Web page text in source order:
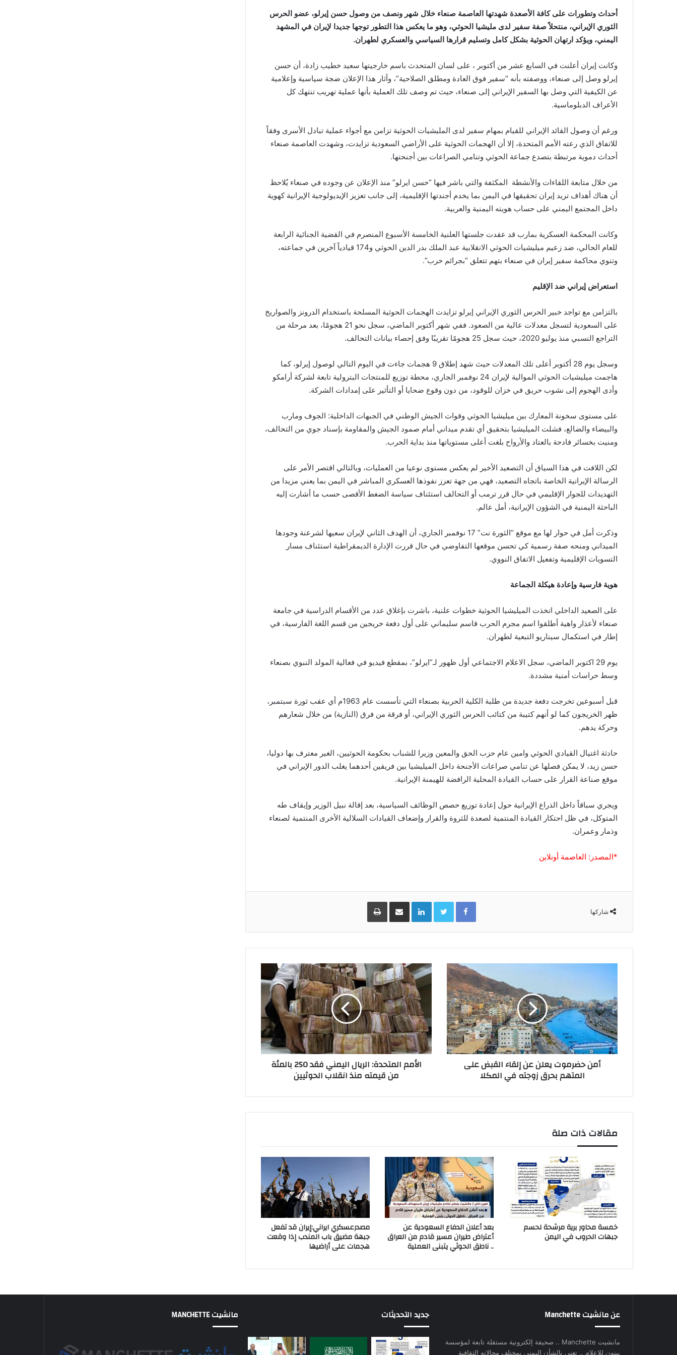
أحداث وتطورات على كافة الأصعدة شهدتها العاصمة صنعاء خلال شهر ونصف من وصول حسن إيرلو، عضو الحرس
الثوري الإيراني، منتحلاً صفة سفير لدى مليشيا الحوثي، وهو ما يعكس هذا التطور توجها جديدا لإيران في المشهد
اليمني، ويؤكد ارتهان الحوثية بشكل كامل وتسليم قرارها السياسي والعسكري لطهران.
وكانت إيران أعلنت في السابع عشر من أكتوبر ، على لسان المتحدث باسم خارجيتها سعيد خطيب زادة، أن حسن
إيرلو وصل إلى صنعاء، ووصفته بأنه “سفير فوق العادة ومطلق الصلاحية”، وأثار هذا الإعلان ضجة سياسية وإعلامية
عن الكيفية التي وصل بها السفير الإيراني إلى صنعاء، حيث تم وصف تلك العملية بأنها عملية تهريب تنتهك كل
الأعراف الدبلوماسية.
ورغم أن وصول القائد الإيراني للقيام بمهام سفير لدى المليشيات الحوثية تزامن مع أجواء عملية تبادل الأسرى وفقاً
للاتفاق الذي رعته الأمم المتحدة، إلا أن الهجمات الحوثية على الأراضي السعودية تزايدت، وشهدت العاصمة صنعاء
أحداث دموية مرتبطة بتصدع جماعة الحوثي وتنامي الصراعات بين أجنحتها.
من خلال متابعة اللقاءات والأنشطة المكثفة والتي باشر فيها “حسن ايرلو” منذ الإعلان عن وجوده في صنعاء يُلاحظ
أن هناك أهداف تريد إيران تحقيقها في اليمن بما يخدم أجندتها الإقليمية، إلى جانب تعزيز الإيديولوجية الإيرانية كهوية
داخل المجتمع اليمني على حساب هويته اليمنية والعربية.
وكانت المحكمة العسكرية بمارب قد عقدت جلستها العلنية الخامسة الأسبوع المنصرم في القضية الجنائية الرابعة
للعام الحالي، ضد زعيم ميليشيات الحوثي الانقلابية عبد الملك بدر الدين الحوثي و174 قيادياً آخرين في جماعته،
وتنوي محاكمة سفير إيران في صنعاء بتهم تتعلق “بجرائم حرب”.
استعراض إيراني ضد الإقليم
بالتزامن مع تواجد خبير الحرس الثوري الإيراني إيرلو تزايدت الهجمات الحوثية المسلحة باستخدام الدرونز والصواريخ
على السعودية لتسجل معدلات عالية من الصعود. ففي شهر أكتوبر الماضي، سجل نحو 21 هجومًا، بعد مرحلة من
التراجع النسبي منذ يوليو 2020، حيث سجل 25 هجومًا تقريبًا وفق إحصاء بيانات التحالف.
وسجل يوم 28 أكتوبر أعلى تلك المعدلات حيث شهد إطلاق 9 هجمات جاءت في اليوم التالي لوصول إيرلو، كما
هاجمت ميليشيات الحوثي الموالية لإيران 24 نوفمبر الجاري، محطة توزيع للمنتجات البترولية تابعة لشركة أرامكو
وأدى الهجوم إلى نشوب حريق في خزان للوقود، من دون وقوع ضحايا أو التأثير على إمدادات الشركة.
على مستوى سخونة المعارك بين ميليشيا الحوثي وقوات الجيش الوطني في الجبهات الداخلية: الجوف ومارب
والبيضاء والضالع، فشلت الميليشيا بتحقيق أي تقدم ميداني أمام صمود الجيش والمقاومة بإسناد جوي من التحالف،
ومنيت بخسائر فادحة بالعتاد والأرواح بلغت أعلى مستوياتها منذ بداية الحرب.
لكن اللافت في هذا السياق أن التصعيد الأخير لم يعكس مستوى نوعيا من العمليات، وبالتالي اقتصر الأمر على
الرسالة الإيرانية الخاصة باتجاه التصعيد، فهي من جهة تعزز نفوذها العسكري المباشر في اليمن بما يعني مزيدا من
التهديدات للجوار الإقليمي في حال قرر ترمب أو التحالف استئناف سياسة الضغط الأقصى حسب ما أشارت إليه
الباحثة اليمنية في الشؤون الإيرانية، أمل عالم.
وذكرت أمل في حوار لها مع موقع “الثورة نت” 17 نوفمبر الجاري، أن الهدف الثاني لإيران سعيها لشرعنة وجودها
الميداني ومنحه صفة رسمية كي تحسن موقعها التفاوضي في حال قررت الإدارة الديمقراطية استئناف مسار
التسويات الإقليمية وتفعيل الاتفاق النووي.
هوية فارسية وإعادة هيكلة الجماعة
على الصعيد الداخلي اتخذت الميليشيا الحوثية خطوات علنية، باشرت بإغلاق عدد من الأقسام الدراسية في جامعة
صنعاء لأعذار واهية أطلقوا اسم مجرم الحرب قاسم سليماني على أول دفعة خريجين من قسم اللغة الفارسية، في
إطار في استكمال سيناريو التبعية لطهران.
يوم 29 اكتوبر الماضي، سجل الاعلام الاجتماعي أول ظهور لـ”ايرلو”، بمقطع فيديو في فعالية المولد النبوي بصنعاء
وسط حراسات أمنية مشددة.
قبل أسبوعين تخرجت دفعة جديدة من طلبة الكلية الحربية بصنعاء التي تأسست عام 1963م أي عقب ثورة سبتمبر،
ظهر الخريجون كما لو أنهم كتيبة من كتائب الحرس الثوري الإيراني، أو فرقة من فرق (النازية) من خلال شعارهم
وحركة يدهم.
حادثة اغتيال القيادي الحوثي وامين عام حزب الحق والمعين وزيرا للشباب بحكومة الحوثيين، الغير معترف بها دوليا،
حسن زيد، لا يمكن فصلها عن تنامي صراعات الأجنحة داخل الميليشيا بين فريقين أحدهما يغلب الدور الإيراني في
موقع صناعة القرار على حساب القيادة المحلية الرافضة للهيمنة الإيرانية.
ويجري سباقاً داخل الذراع الإيرانية حول إعادة توزيع حصص الوظائف السياسية، بعد إقالة نبيل الوزير وإيقاف طه
المتوكل، في ظل احتكار القيادة المنتمية لصعدة للثروة والقرار وإضعاف القيادات السلالية الأخرى المنتمية لصنعاء
وذمار وعمران.
*المصدر: العاصمة أونلاين
شاركها
Facebook
Twitter
LinkedInمشاركة عبر البريد طباعة
أمن حضرموت يعلن عن إلقاء القبض على
المتهم بحرق زوجته في المكلا
الأمم المتحدة: الريال اليمني فقد 250 بالمئة
من قيمته منذ انقلاب الحوثيين
مقالات ذات صلة
خمسة محاور برية مرشحة لحسم
جبهات الحروب في اليمن
بعد أعلان الدفاع السعودية عن
أعتراض طيران مسير قادم من العراق
.. ناطق الحوثي يتبنى العملية
مصدرعسكري ايراني:إيران قد تفعل
جبهة مضيق باب المندب إذا وقعت
هجمات على أراضيها
عن مانشيت Manchette
مانشيت Manchette .. صحيفة إلكترونية مستقلة تابعة لمؤسسة
بينون للإعلام .. تعنى بالشأن اليمني بمختلف مجالاته الثقافية
جديد التحديثات مانشيت MANCHETTE